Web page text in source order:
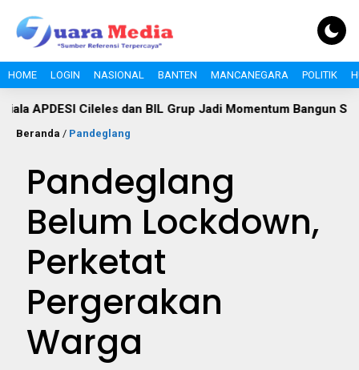
HOME LOGIN NASIONAL BANTEN MANCANEGARA POLITIK
Cileles dan BIL Grup Jadi Momentum Bangun Sinergi
Beranda / Pandeglang
Pandeglang
Belum Lockdown,
Perketat
Pergerakan
Warga